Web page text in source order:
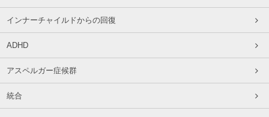
インナーチャイルドからの回復
ADHD
アスペルガー症候群
統合